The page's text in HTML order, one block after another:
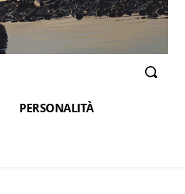
PERSONALITÀ